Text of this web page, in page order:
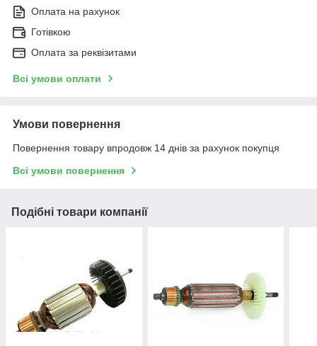
Оплата на рахунок
Готівкою
Оплата за реквізитами
Всі умови оплати
Умови повернення
Повернення товару впродовж 14 днів за рахунок покупця
Всі умови повернення
Подібні товари компанії